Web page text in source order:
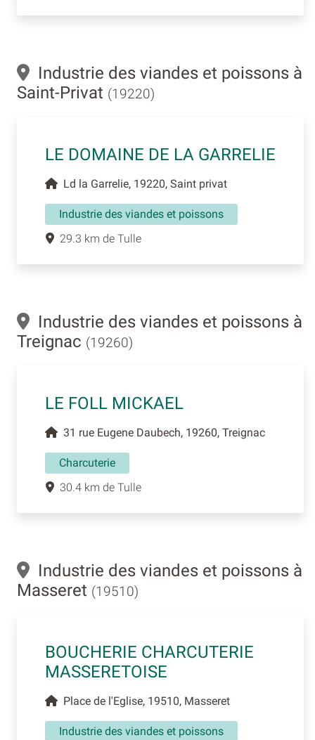
Industrie des viandes et poissons à
Saint-Privat (19220)
LE DOMAINE DE LA GARRELIE
Ld la Garrelie, 19220, Saint privat
Industrie des viandes et poissons
29.3 km de Tulle
Industrie des viandes et poissons à
Treignac (19260)
LE FOLL MICKAEL
31 rue Eugene Daubech, 19260, Treignac
Charcuterie
30.4 km de Tulle
Industrie des viandes et poissons à
Masseret (19510)
BOUCHERIE CHARCUTERIE
MASSERETOISE
Place de l'Eglise, 19510, Masseret
Industrie des viandes et poissons